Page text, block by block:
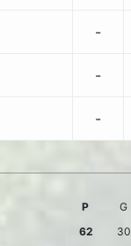
-
-
-
P G
62 30